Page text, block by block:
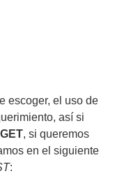
escoger, el uso de
así si
GET, si queremos
en el siguiente
: